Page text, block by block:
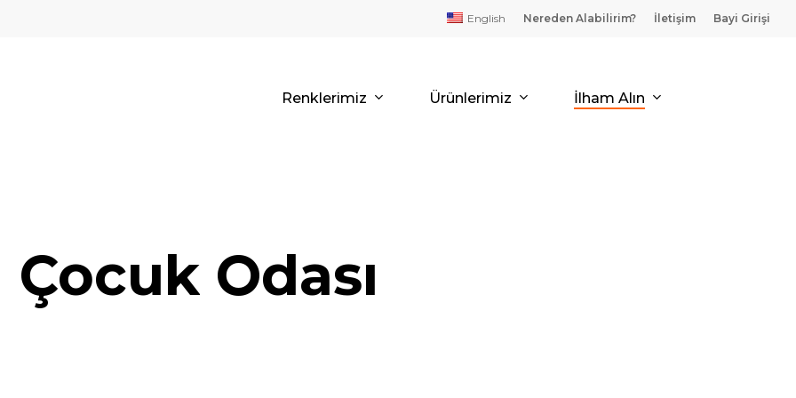
English Nereden Alabilirim? İletişim Bayi Girişi
Renklerimiz Ürünlerimiz İlham Alın
Çocuk Odası